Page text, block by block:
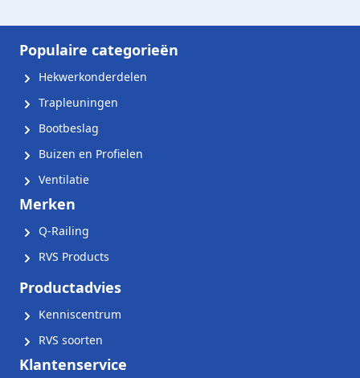
Populaire categorieën
Hekwerkonderdelen
Trapleuningen
Bootbeslag
Buizen en Profielen
Ventilatie
Merken
Q-Railing
RVS Products
Productadvies
Kenniscentrum
RVS soorten
Klantenservice